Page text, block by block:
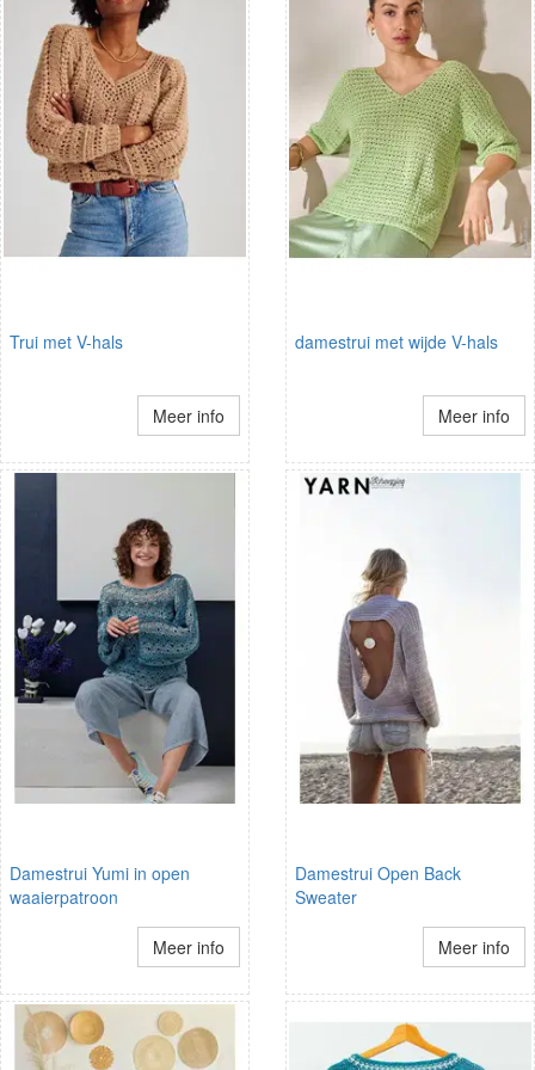
Trui met V-hals
Meer info
damestrui met wijde V-hals
Meer info
Damestrui Yumi in open
waaierpatroon
Meer info
Damestrui Open Back
Sweater
Meer info